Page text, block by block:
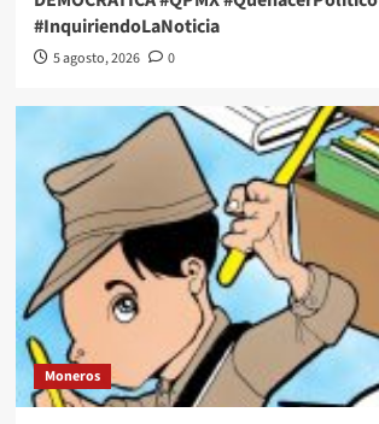
#InquiriendoLaNoticia
5 agosto, 2026 0
Moneros